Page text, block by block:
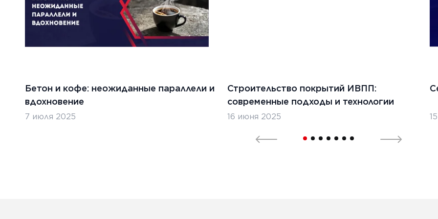
ЧИТАТЬ
Бетон и кофе: неожиданные параллели и
вдохновение
7 июля 2025
Строительство покрытий ИВПП:
современные подходы и технологии
16 июня 2025